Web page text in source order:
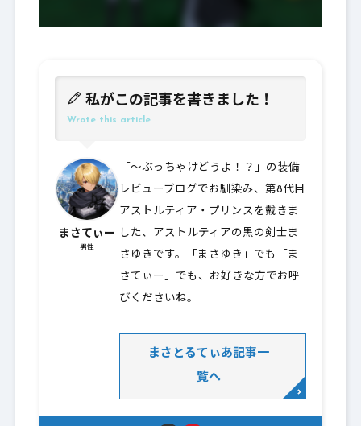
私がこの記事を書きました！
Wrote this article
まさてぃー
男性
「～ぶっちゃけどうよ！？」の装備
レビューブログでお馴染み、第8代目
アストルティア・プリンスを戴きま
した、アストルティアの黒の剣士ま
さゆきです。「まさゆき」でも「ま
さてぃー」でも、お好きな方でお呼
びくださいね。
まさとるてぃあ記事一
覧へ